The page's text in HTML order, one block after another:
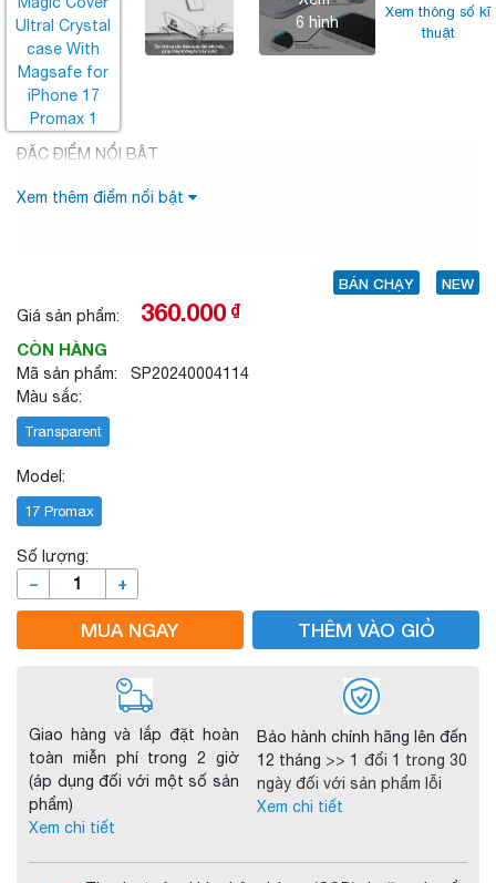
6 hình
Xem thông số kĩ
thuật
ĐẶC ĐIỂM NỔI BẬT
Xem thêm điểm nổi bật
BÁN CHẠY
NEW
Giá sản phẩm:
360.000₫
CÒN HÀNG
Mã sản phẩm: SP20240004114
Màu sắc:
Transparent
Model:
17 Promax
Số lượng:
– +
MUA NGAY THÊM VÀO GIỎ
Giao hàng và lắp đặt hoàn
toàn miễn phí trong 2 giờ
(áp dụng đối với một số sản
phẩm)
Xem chi tiết
Bảo hành chính hãng lên đến
12 tháng >> 1 đổi 1 trong 30
ngày đối với sản phẩm lỗi
Xem chi tiết